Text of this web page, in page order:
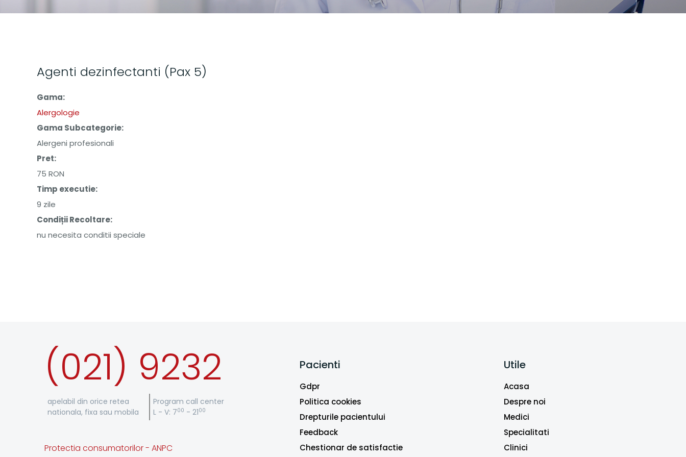
Agenti dezinfectanti (Pax 5)
Gama:
Alergologie
Gama Subcategorie:
Alergeni profesionali
Pret:
75 RON
Timp executie:
9 zile
Condiții Recoltare:
nu necesita conditii speciale
(021) 9232
apelabil din orice retea
nationala, fixa sau mobila
Program call center
L - V: 700 - 2100
Protectia consumatorilor - ANPC
Pacienti
Gdpr
Politica cookies
Drepturile pacientului
Feedback
Chestionar de satisfactie
Utile
Acasa
Despre noi
Medici
Specialitati
Clinici